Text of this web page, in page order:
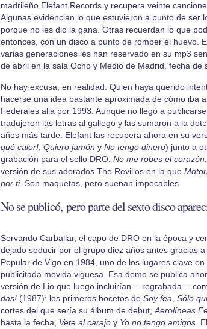
madrileño Elefant Records y recupera veinte
Algunas evidencian lo que estuvieron a punto de ser
porque no les dio la gana. Otras recuerdan lo que
entonces, con un disco a punto de romper el huevo.
varias generaciones les han reservado en su mp3
de abril en la sala Ocho y Medio de Madrid, fecha de
No hay excusa, en realidad. Quien haya querido
hacerse una idea bastante aproximada de cómo iba
Federales allá por 1993. Aunque no llegó a
tradujeron las letras al gallego y las sumaron a la
años más tarde. Elefant las recupera ahora en su
qué calor!, Quiero jamón y No tengo dinero) junto a
grabación para el sello DRO: No me robes el corazón
versión de sus adorados The Revillos en la que
por ti. Son maquetas, pero suenan impecables.
No se publicó, pero parte del sexto disco
Servando Carballar, el capo de DRO en la época y
dejado seducir por el grupo diez años antes gracias
Popular de Vigo en 1984, uno de los lugares clave
publicitada movida viguesa. Esa demo se publica
versión de Lio que luego incluirían —regrabada—
das!(1987); los primeros bocetos de Soy fea Sólo
cortes del que sería su álbum de debut, Aerolíneas
hasta la fecha, Vete al carajoy Yo no tengo amigos.